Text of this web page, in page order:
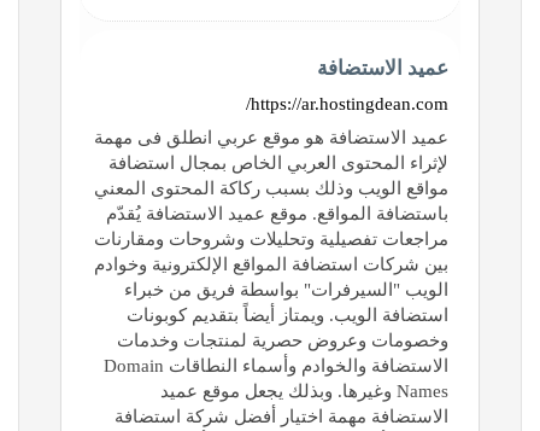
عميد الاستضافة
https://ar.hostingdean.com/
عميد الاستضافة هو موقع عربي انطلق فى مهمة
لإثراء المحتوى العربي الخاص بمجال استضافة
مواقع الويب وذلك بسبب ركاكة المحتوى المعني
باستضافة المواقع. موقع عميد الاستضافة يُقدّم
مراجعات تفصيلية وتحليلات وشروحات ومقارنات
بين شركات استضافة المواقع الإلكترونية وخوادم
الويب "السيرفرات" بواسطة فريق من خبراء
استضافة الويب. ويمتاز أيضاً بتقديم كوبونات
وخصومات وعروض حصرية لمنتجات وخدمات
الاستضافة والخوادم وأسماء النطاقات Domain
Names وغيرها. وبذلك يجعل موقع عميد
الاستضافة مهمة اختيار أفضل شركة استضافة